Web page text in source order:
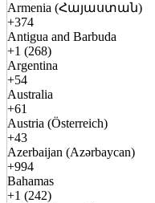
Armenia (Հայաստան)
+374
Antigua and Barbuda
+1 (268)
Argentina
+54
Australia
+61
Austria (Österreich)
+43
Azerbaijan (Azərbaycan)
+994
Bahamas
+1 (242)